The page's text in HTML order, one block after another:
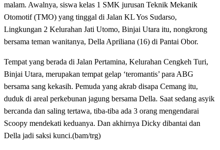
malam. Awalnya, siswa kelas 1 SMK jurusan Teknik Mekanik
Otomotif (TMO) yang tinggal di Jalan KL Yos Sudarso,
Lingkungan 2 Kelurahan Jati Utomo, Binjai Utara itu, nongkrong
bersama teman wanitanya, Della Apriliana (16) di Pantai Obor.
Tempat yang berada di Jalan Pertamina, Kelurahan Cengkeh Turi,
Binjai Utara, merupakan tempat gelap ‘teromantis’ para ABG
bersama sang kekasih. Pemuda yang akrab disapa Cemang itu,
duduk di areal perkebunan jagung bersama Della. Saat sedang asyik
bercanda dan saling tertawa, tiba-tiba ada 3 orang mengendarai
Scoopy mendekati keduanya. Dan akhirnya Dicky dibantai dan
Della jadi saksi kunci.(bam/trg)